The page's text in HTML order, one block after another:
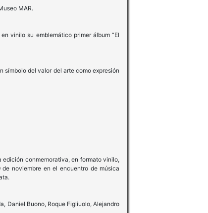
MAR.
vinilo su emblemático primer álbum “El
símbolo del valor del arte como expresión
edición conmemorativa, en formato vinilo,
noviembre en el encuentro de música
Daniel Buono, Roque Figliuolo, Alejandro